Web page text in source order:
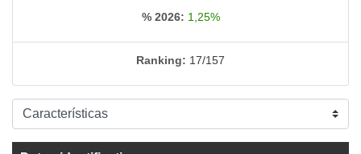
% 2026: 1,25%
Ranking: 17/157